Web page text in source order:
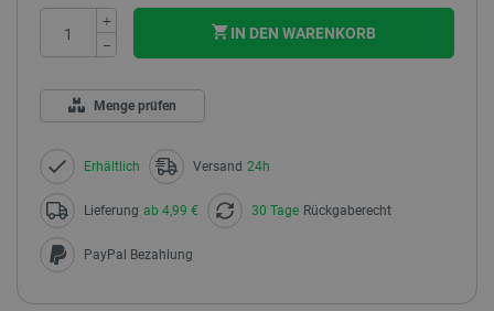
+
−
IN DEN WARENKORB
Menge prüfen
Erhältlich Versand 24h
Lieferung ab 4,99 € 30 Tage Rückgaberecht
PayPal Bezahlung